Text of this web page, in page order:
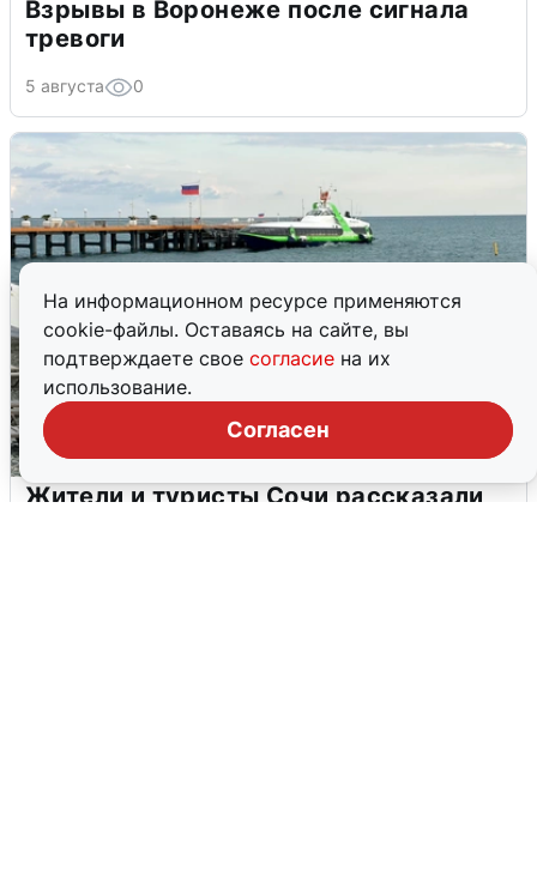
На информационном ресурсе применяются
cookie-файлы. Оставаясь на сайте, вы
подтверждаете свое согласие на их
использование.
Согласен
Взрывы в Воронеже после сигнала
тревоги
5 августа 0
Жители и туристы Сочи рассказали